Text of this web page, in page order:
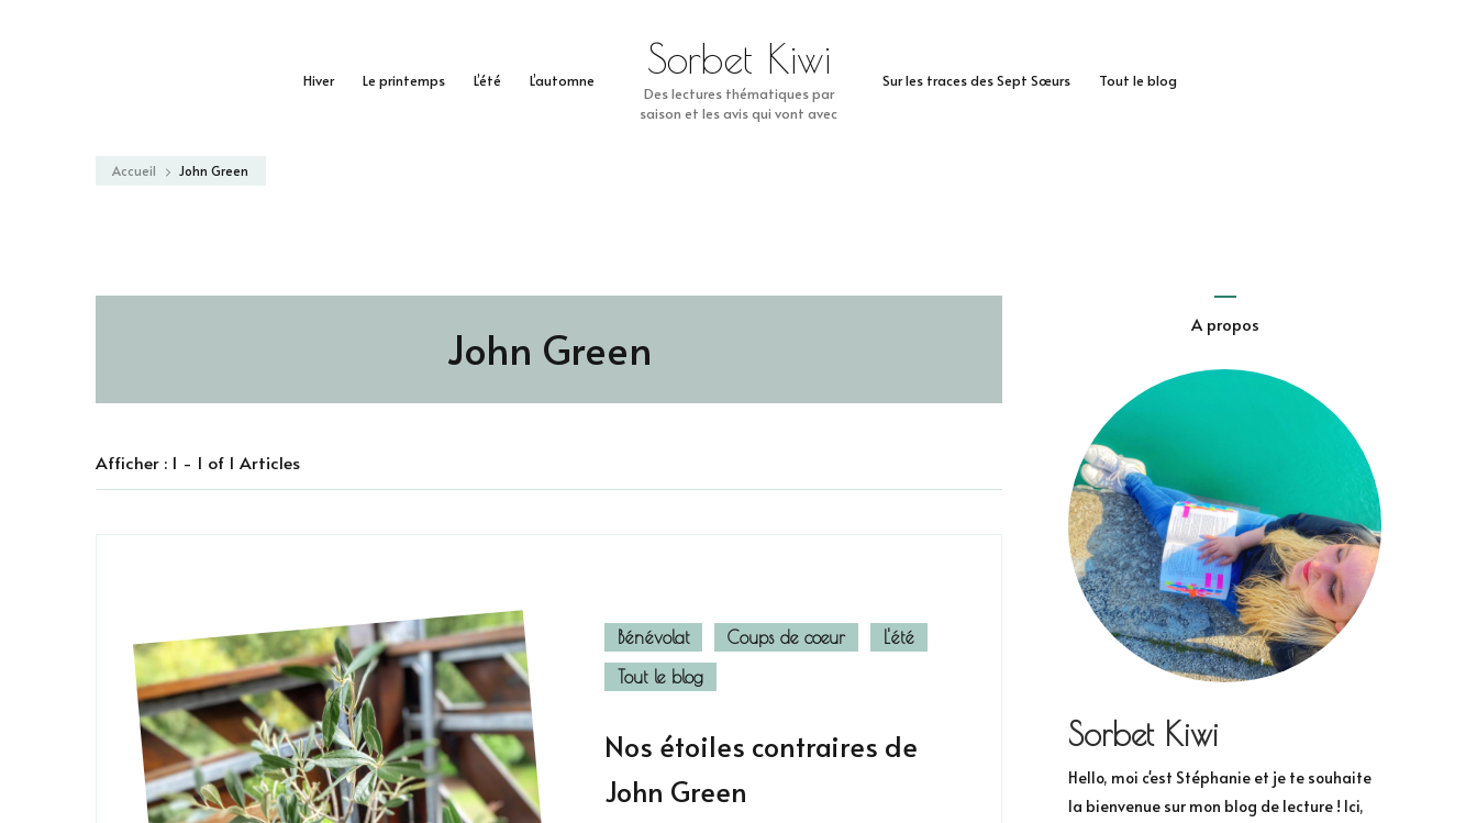
Hiver Le printemps L’été L’automne Sur les traces des Sept Sœurs Tout le blog
Sorbet Kiwi
Des lectures thématiques par
saison et les avis qui vont avec
Accueil John Green
John Green
Afficher : 1 - 1 of 1 Articles
Bénévolat Coups de coeur
L'été
Tout le blog
Nos étoiles contraires de
John Green
A propos
Sorbet Kiwi
Hello, moi c'est Stéphanie et je te souhaite
la bienvenue sur mon blog de lecture ! Ici,